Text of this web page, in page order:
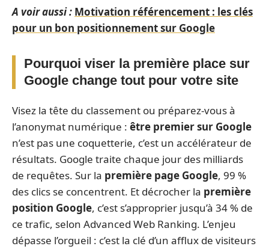
A voir aussi : Motivation référencement : les clés
pour un bon positionnement sur Google
Pourquoi viser la première place sur
Google change tout pour votre site
Visez la tête du classement ou préparez-vous à
l’anonymat numérique : être premier sur Google
n’est pas une coquetterie, c’est un accélérateur de
résultats. Google traite chaque jour des milliards
de requêtes. Sur la première page Google, 99 %
des clics se concentrent. Et décrocher la première
position Google, c’est s’approprier jusqu’à 34 % de
ce trafic, selon Advanced Web Ranking. L’enjeu
dépasse l’orgueil : c’est la clé d’un afflux de visiteurs